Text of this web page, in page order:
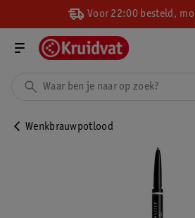
Voor 22:00 besteld,
Wenkbrauwpotlood